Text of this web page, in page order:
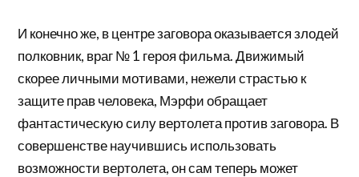
И конечно же, в центре заговора оказывается злодей
полковник, враг № 1 героя фильма. Движимый
скорее личными мотивами, нежели страстью к
защите прав человека, Мэрфи обращает
фантастическую силу вертолета против заговора. В
совершенстве научившись использовать
возможности вертолета, он сам теперь может